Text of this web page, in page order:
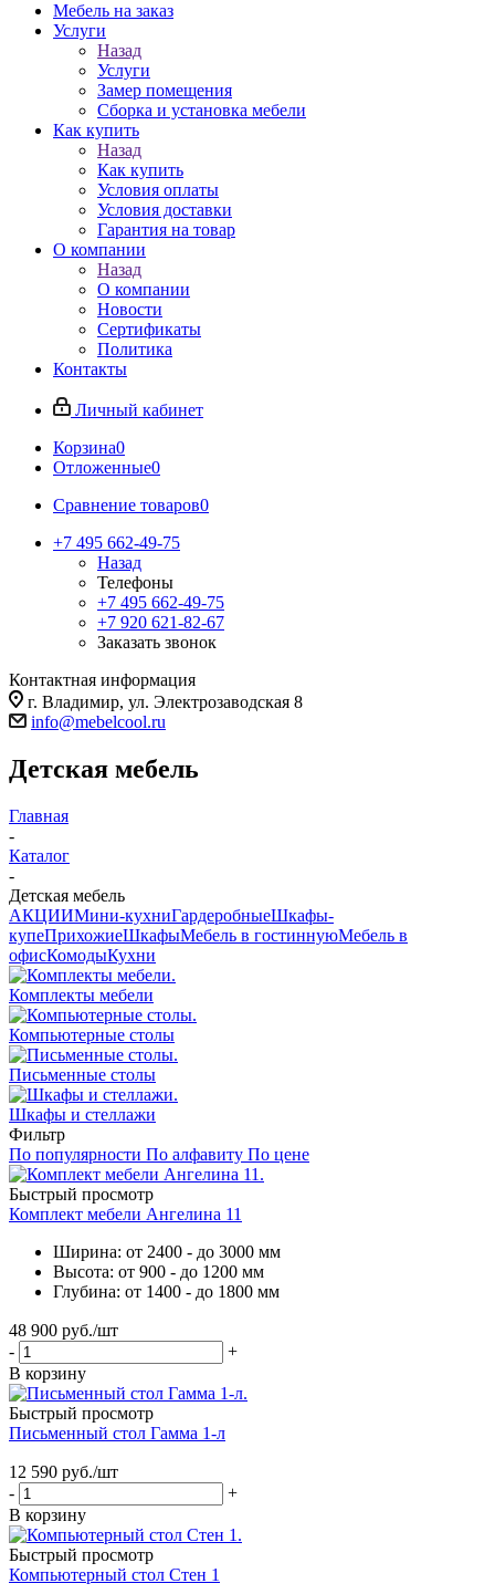
Мебель на заказ
Услуги
Назад
Услуги
Замер помещения
Сборка и установка мебели
Как купить
Назад
Как купить
Условия оплаты
Условия доставки
Гарантия на товар
О компании
Назад
О компании
Новости
Сертификаты
Политика
Контакты
Личный кабинет
Корзина0
Отложенные0
Сравнение товаров0
+7 495 662-49-75
Назад
Телефоны
+7 495 662-49-75
+7 920 621-82-67
Заказать звонок
Контактная информация
г. Владимир, ул. Электрозаводская 8
info@mebelcool.ru
Детская мебель
Главная
-
Каталог
-
Детская мебель
АКЦИИМини-кухниГардеробныеШкафы-
купеПрихожиеШкафыМебель в гостиннуюМебель в
офисКомодыКухни
Комплекты мебели
Компьютерные столы
Письменные столы
Шкафы и стеллажи
Фильтр
По популярности По алфавиту По цене
Быстрый просмотр
Комплект мебели Ангелина 11
Ширина: от 2400 - до 3000 мм
Высота: от 900 - до 1200 мм
Глубина: от 1400 - до 1800 мм
48 900 руб./шт
-
+
В корзину
Быстрый просмотр
Письменный стол Гамма 1-л
12 590 руб./шт
-
+
В корзину
Быстрый просмотр
Компьютерный стол Стен 1